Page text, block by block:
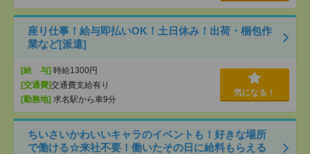
座り仕事！給与即払いOK！土日休み！出荷・梱包作
業など[派遣]
[給 与] 時給1300円
[交通費]交通費支給有り
[勤務地] 求名駅から車9分
気になる！
ちいさいかわいいキャラのイベントも！好きな場所
で働ける☆来社不要！働いたその日に給料もらえる